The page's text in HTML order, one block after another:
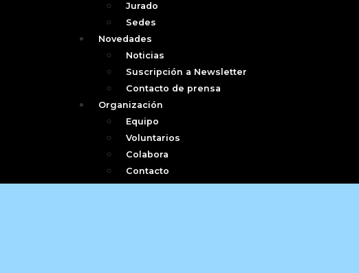
Jurado
Sedes
Novedades
Noticias
Suscripción a Newsletter
Contacto de prensa
Organización
Equipo
Voluntarios
Colabora
Contacto